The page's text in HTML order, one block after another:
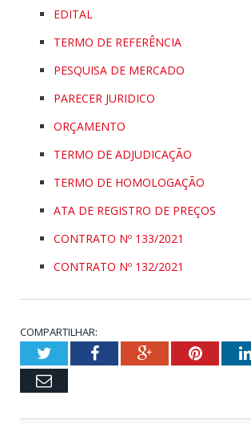
EDITAL
TERMO DE REFERÊNCIA
PESQUISA DE MERCADO
PARECER JURIDICO
ORÇAMENTO
TERMO DE ADJUDICAÇÃO
TERMO DE HOMOLOGAÇÃO
ATA DE REGISTRO DE PREÇOS
CONTRATO Nº 133/2021
CONTRATO Nº 132/2021
COMPARTILHAR:
TwitterFacebookGoogle+
Email